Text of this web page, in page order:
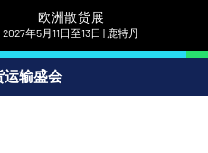
欧洲散货展
2027年5月11日至13日 | 鹿特丹
运输盛会